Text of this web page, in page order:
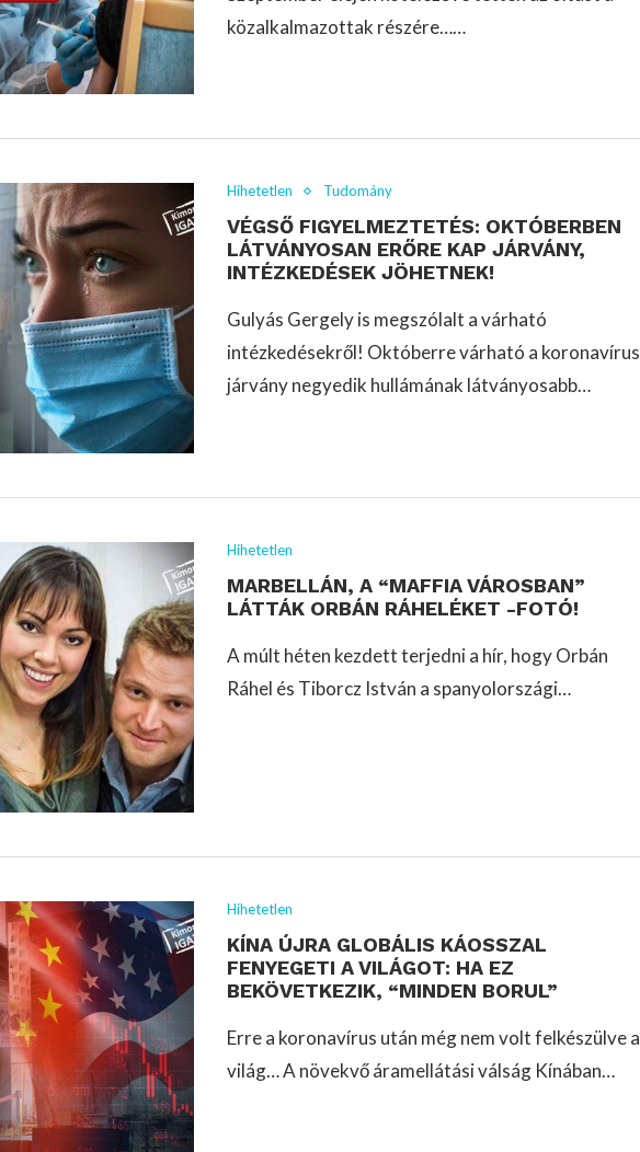
közalkalmazottak részére……
Hihetetlen Tudomány
VÉGSŐ FIGYELMEZTETÉS: OKTÓBERBEN
LÁTVÁNYOSAN ERŐRE KAP JÁRVÁNY,
INTÉZKEDÉSEK JÖHETNEK!
Gulyás Gergely is megszólalt a várható
intézkedésekről! Októberre várható a koronavírus
járvány negyedik hullámának látványosabb…
Hihetetlen
MARBELLÁN, A “MAFFIA VÁROSBAN”
LÁTTÁK ORBÁN RÁHELÉKET -FOTÓ!
A múlt héten kezdett terjedni a hír, hogy Orbán
Ráhel és Tiborcz István a spanyolországi…
Hihetetlen
KÍNA ÚJRA GLOBÁLIS KÁOSSZAL
FENYEGETI A VILÁGOT: HA EZ
BEKÖVETKEZIK, “MINDEN BORUL”
Erre a koronavírus után még nem volt felkészülve a
világ… A növekvő áramellátási válság Kínában…